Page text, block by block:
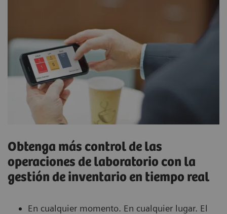
Obtenga más control de las
operaciones de laboratorio con la
gestión de inventario en tiempo real
En cualquier momento. En cualquier lugar. El